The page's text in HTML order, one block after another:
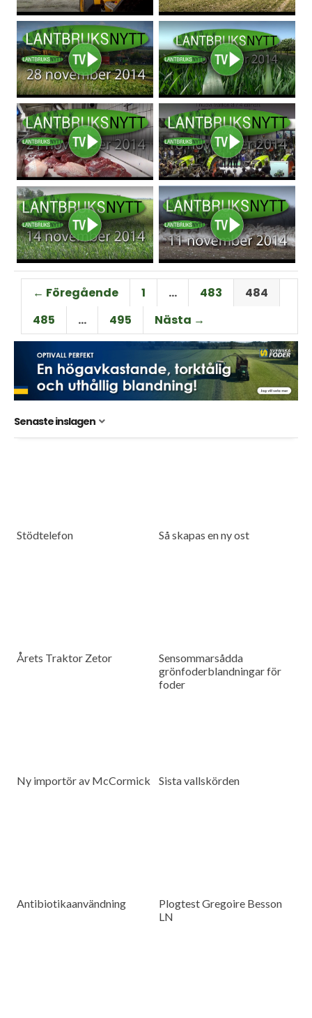
← Föregående 1 … 483
484
485
… 495 Nästa →
Senaste inslagen
Stödtelefon Så skapas en ny ost
Årets Traktor Zetor
Sensommarsådda
grönfoderblandningar för
foder
Ny importör av McCormick Sista vallskörden
Antibiotikaanvändning
Plogtest Gregoire Besson
LN